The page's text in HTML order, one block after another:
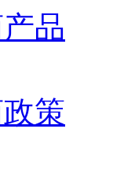
品
策